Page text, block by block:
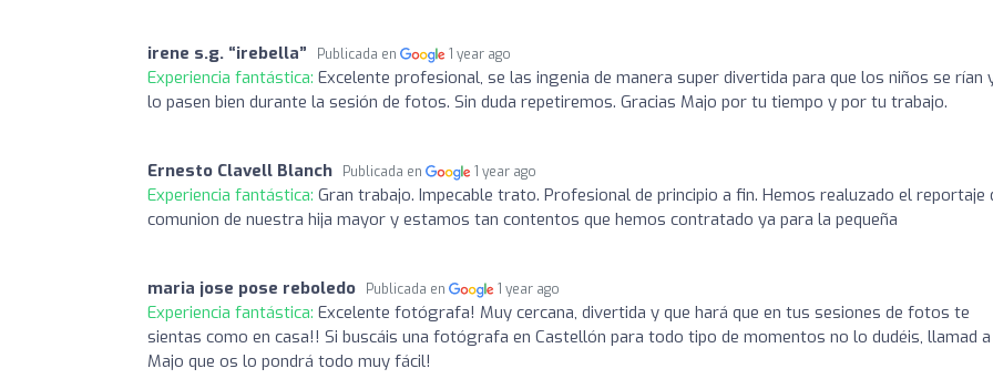
irene s.g. “irebella” Publicada en 1 year ago
Experiencia fantástica: Excelente profesional, se las ingenia de manera super divertida para que los niños se rían
lo pasen bien durante la sesión de fotos. Sin duda repetiremos. Gracias Majo por tu tiempo y por tu trabajo.
Ernesto Clavell Blanch Publicada en 1 year ago
Experiencia fantástica: Gran trabajo. Impecable trato. Profesional de principio a fin. Hemos realuzado el reportaje
comunion de nuestra hija mayor y estamos tan contentos que hemos contratado ya para la pequeña
maria jose pose reboledo Publicada en 1 year ago
Experiencia fantástica: Excelente fotógrafa! Muy cercana, divertida y que hará que en tus sesiones de fotos te
sientas como en casa!! Si buscáis una fotógrafa en Castellón para todo tipo de momentos no lo dudéis, llamad a
Majo que os lo pondrá todo muy fácil!